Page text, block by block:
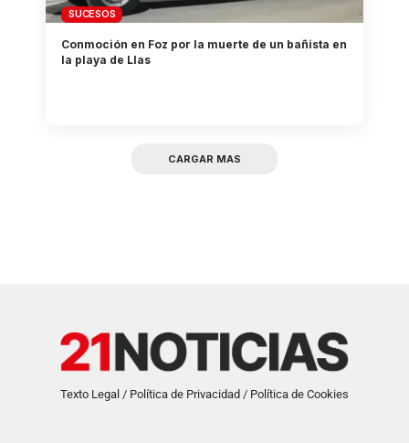
SUCESOS
Conmoción en Foz por la muerte de un bañista en
la playa de Llas
CARGAR MAS
Texto Legal / Política de Privacidad / Política de Cookies